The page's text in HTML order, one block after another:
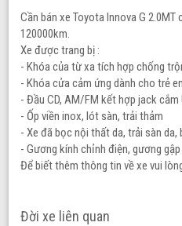
Cần bán xe Toyota Innova G 2.0MT
120000km.
Xe được trang bị :
- Khóa của từ xa tích hợp chống
- Khóa cửa cảm ứng dành cho trẻ
- Đầu CD, AM/FM kết hợp jack cắm
- Ốp viền inox, lót sàn, trải thảm
- Xe đã bọc nội thất da, trải sàn da,
- Gương kính chỉnh điện, gương
Để biết thêm thông tin về xe vui
Đời xe liên quan